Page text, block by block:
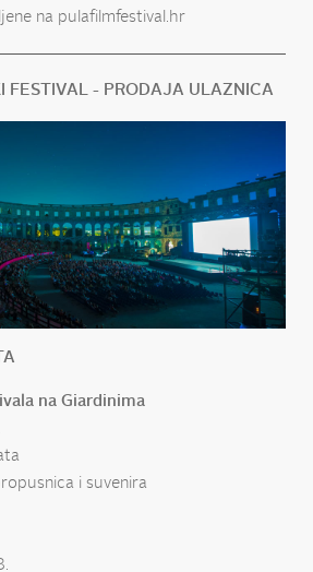
na pulafilmfestival.hr
FESTIVAL - PRODAJA ULAZNICA
na Giardinima
i suvenira